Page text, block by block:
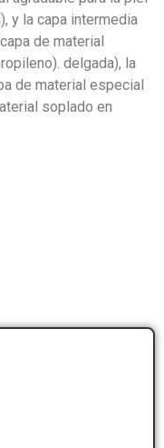
y la capa intermedia
de material
delgada), la
de material especial
soplado en